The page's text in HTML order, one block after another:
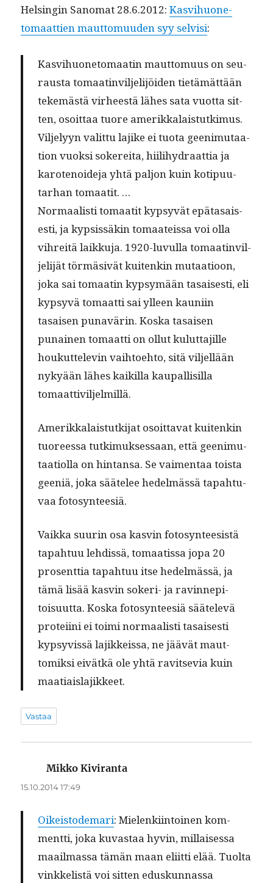
Helsin­gin Sanomat 28.6.2012:Kasvi­huone­
tomaat­tien maut­to­muu­den syy selvisi:
Kasvi­huone­tomaatin maut­to­muus on seu­
raus­ta tomaat­invil­jeli­jöi­den tietämät­tään
tekemästä virheestä läh­es sata vuot­ta sit­
ten, osoit­taa tuore amerikkalais­tutkimus.
Vil­je­lyyn valit­tu lajike ei tuo­ta geen­imu­taa­
tion vuok­si sok­ere­i­ta, hiil­i­hy­draat­tia ja
karotenoide­ja yhtä paljon kuin kotipu­u­
tarhan tomaatit. …
Nor­maal­isti tomaatit kyp­syvät epä­ta­sais­
es­ti, ja kyp­sis­säkin tomaateis­sa voi olla
vihre­itä laikku­ja. 1920-luvul­la tomaat­invil­
jeli­jät tör­mä­sivät kuitenkin mutaa­tioon,
joka sai tomaatin kyp­symään tasais­es­ti, eli
kyp­syvä tomaat­ti sai ylleen kau­ni­in
tasaisen punavärin. Kos­ka tasaisen
punainen tomaat­ti on ollut kulut­ta­jille
houkut­televin vai­h­toe­hto, sitä vil­jel­lään
nykyään läh­es kaikil­la kau­pal­lisil­la
tomaattiviljelmillä.
Amerikkalais­tutk­i­jat osoit­ta­vat kuitenkin
tuoreessa tutkimuk­ses­saan, että geen­imu­
taa­ti­ol­la on hin­tansa. Se vai­men­taa toista
geeniä, joka säätelee hedelmässä tapah­tu­
vaa fotosynteesiä.
Vaik­ka suurin osa kasvin foto­syn­teesistä
tapah­tuu lehdis­sä, tomaatis­sa jopa 20
pros­ent­tia tapah­tuu itse hedelmässä, ja
tämä lisää kasvin sok­eri- ja ravin­nepi­
toisu­ut­ta. Kos­ka foto­syn­teesiä säätelevä
pro­tei­i­ni ei toi­mi nor­maal­isti tasais­es­ti
kyp­syvis­sä lajikkeis­sa, ne jäävät maut­
tomik­si eivätkä ole yhtä rav­it­se­via kuin
maatiaislajikkeet.
Vastaa
Mikko Kiviranta
15.10.2014 17:49
Oikeis­tode­mari: Mie­lenki­in­toinen kom­
ment­ti, joka kuvas­taa hyvin, mil­laises­sa
maail­mas­sa tämän maan eli­it­ti elää. Tuol­ta
vinkke­listä voi sit­ten eduskun­nas­sa